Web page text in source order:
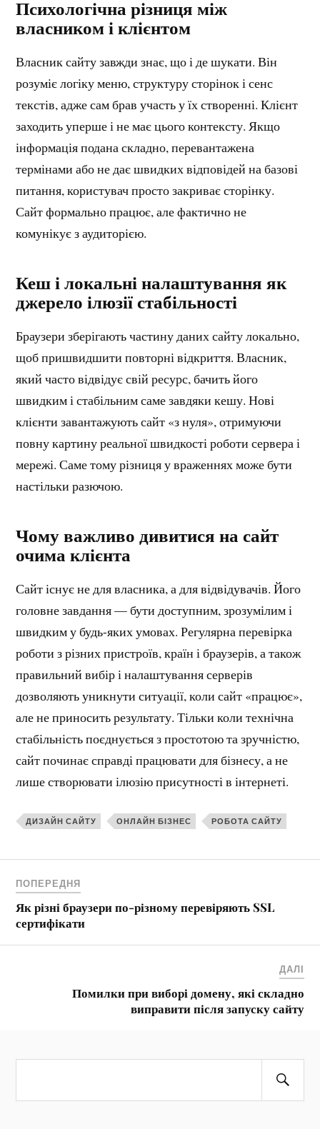
Психологічна різниця між
власником і клієнтом
Власник сайту завжди знає, що і де шукати. Він
розуміє логіку меню, структуру сторінок і сенс
текстів, адже сам брав участь у їх створенні. Клієнт
заходить уперше і не має цього контексту. Якщо
інформація подана складно, перевантажена
термінами або не дає швидких відповідей на базові
питання, користувач просто закриває сторінку.
Сайт формально працює, але фактично не
комунікує з аудиторією.
Кеш і локальні налаштування як
джерело ілюзії стабільності
Браузери зберігають частину даних сайту локально,
щоб пришвидшити повторні відкриття. Власник,
який часто відвідує свій ресурс, бачить його
швидким і стабільним саме завдяки кешу. Нові
клієнти завантажують сайт «з нуля», отримуючи
повну картину реальної швидкості роботи сервера і
мережі. Саме тому різниця у враженнях може бути
настільки разючою.
Чому важливо дивитися на сайт
очима клієнта
Сайт існує не для власника, а для відвідувачів. Його
головне завдання — бути доступним, зрозумілим і
швидким у будь-яких умовах. Регулярна перевірка
роботи з різних пристроїв, країн і браузерів, а також
правильний вибір і налаштування серверів
дозволяють уникнути ситуації, коли сайт «працює»,
але не приносить результату. Тільки коли технічна
стабільність поєднується з простотою та зручністю,
сайт починає справді працювати для бізнесу, а не
лише створювати ілюзію присутності в інтернеті.
ДИЗАЙН САЙТУ ОНЛАЙН БІЗНЕС РОБОТА САЙТУ
ПОПЕРЕДНЯ
Як різні браузери по-різному перевіряють SSL
сертифікати
ДАЛІ
Помилки при виборі домену, які складно
виправити після запуску сайту